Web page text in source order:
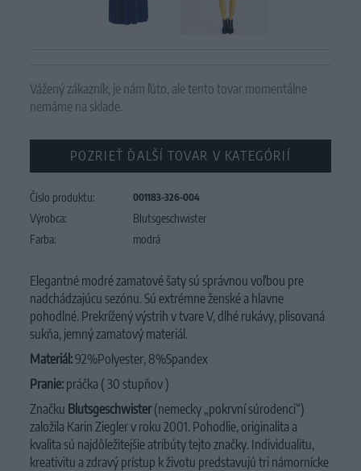
Vážený zákazník, je nám ľúto, ale tento tovar momentálne
nemáme na sklade.
POZRIEŤ ĎALŠÍ TOVAR V KATEGÓRIÍ
Číslo produktu: 001183-326-004
Výrobca:
Blutsgeschwister
Farba:
modrá
Elegantné modré zamatové šaty sú správnou voľbou pre
nadchádzajúcu sezónu. Sú extrémne ženské a hlavne
pohodlné. Prekrížený výstrih v tvare V, dlhé rukávy, plisovaná
sukňa, jemný zamatový materiál.
Materiál:92%Polyester, 8%Spandex
Pranie: práčka ( 30 stupňov )
Značku Blutsgeschwister(nemecky „pokrvní súrodenci“)
založila Karin Ziegler v roku 2001. Pohodlie, originalita a
kvalita sú najdôležitejšie atribúty tejto značky. Individualitu,
kreativitu a zdravý prístup k životu predstavujú tri námornícke